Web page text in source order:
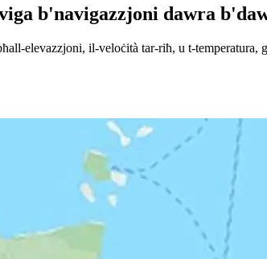
b'navigazzjoni dawra
elevazzjoni, il-veloċità tar-riħ, u t-temperatura,